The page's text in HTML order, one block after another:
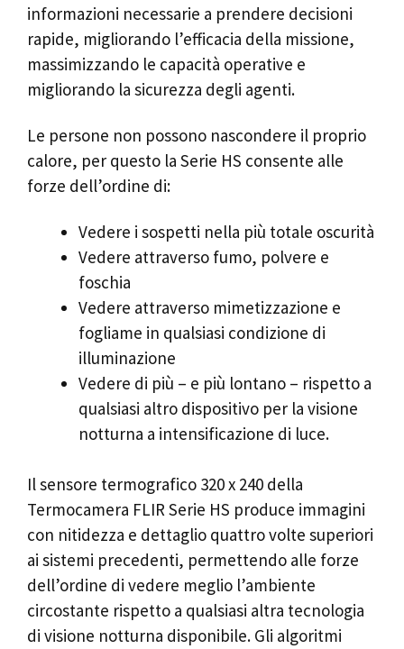
informazioni necessarie a prendere decisioni
rapide, migliorando l’efficacia della missione,
massimizzando le capacità operative e
migliorando la sicurezza degli agenti.
Le persone non possono nascondere il proprio
calore, per questo la Serie HS consente alle
forze dell’ordine di:
Vedere i sospetti nella più totale oscurità
Vedere attraverso fumo, polvere e
foschia
Vedere attraverso mimetizzazione e
fogliame in qualsiasi condizione di
illuminazione
Vedere di più – e più lontano – rispetto a
qualsiasi altro dispositivo per la visione
notturna a intensificazione di luce.
Il sensore termografico 320 x 240 della
Termocamera FLIR Serie HS produce immagini
con nitidezza e dettaglio quattro volte superiori
ai sistemi precedenti, permettendo alle forze
dell’ordine di vedere meglio l’ambiente
circostante rispetto a qualsiasi altra tecnologia
di visione notturna disponibile. Gli algoritmi